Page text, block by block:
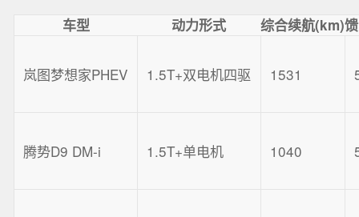
车型 动力形式 综合续航(km)
岚图梦想家PHEV 1.5T+双电机四驱 1531
腾势D9 DM-i 1.5T+单电机 1040